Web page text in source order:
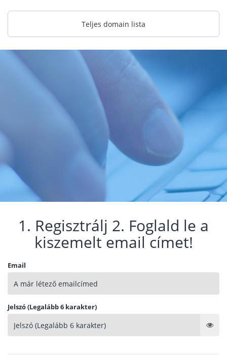
Teljes domain lista
1. Regisztrálj 2. Foglald le a
kiszemelt email címet!
Email
Jelszó (Legalább 6 karakter)